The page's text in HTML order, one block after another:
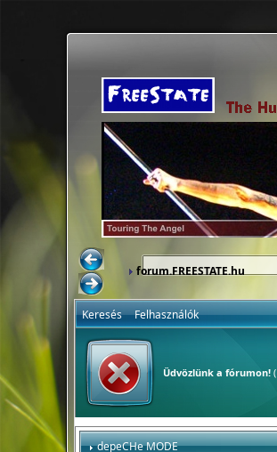
forum.FREESTATE.hu
Keresés Felhasználók
Üdvözlünk a fórumon!(
depeCHe MODE